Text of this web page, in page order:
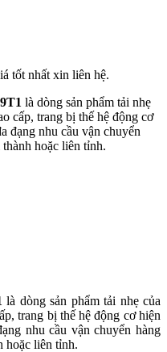
tốt nhất xin liên hệ.
là dòng sản phẩm tải nhẹ
cấp, trang bị thế hệ động cơ
đạng nhu cầu vận chuyển
hoặc liên tỉnh.
là dòng sản phẩm tải nhẹ của
trang bị thế hệ động cơ hiện
nhu cầu vận chuyển hàng
hoặc liên tỉnh.